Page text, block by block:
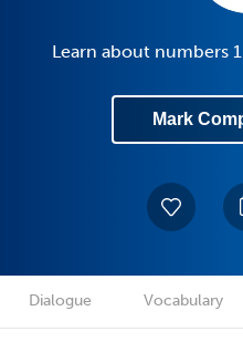
Learn about numbers
Mark
Dialogue Vocabulary